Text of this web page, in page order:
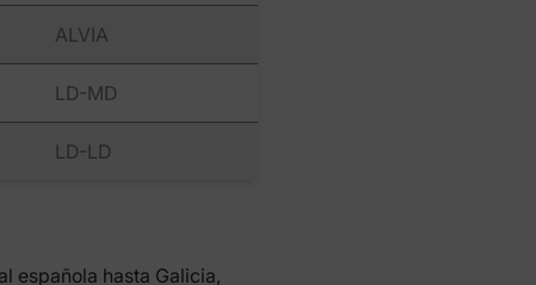
ALVIA
LD-MD
LD-LD
española hasta Galicia,